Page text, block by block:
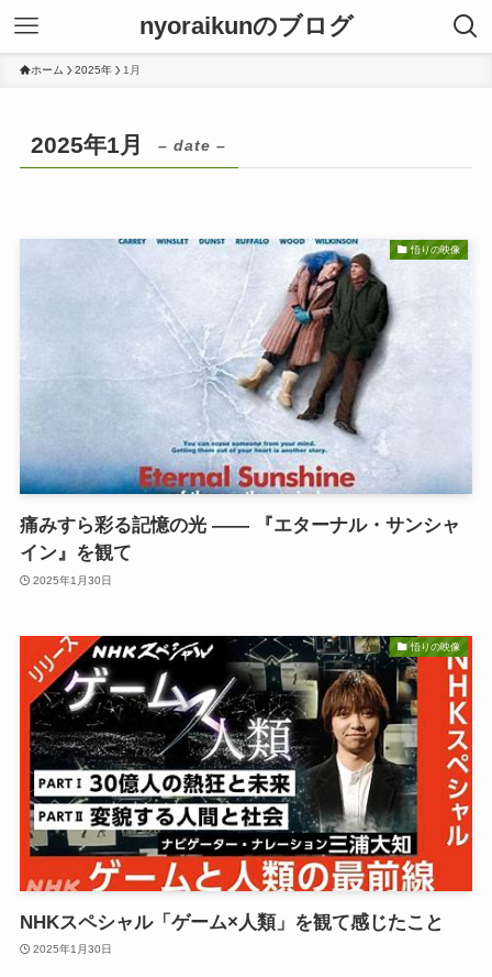
nyoraikunのブログ
ホーム 2025年 1月
2025年1月 – date –
悟りの映像
痛みすら彩る記憶の光 —— 『エターナル・サンシャ
イン』を観て
2025年1月30日
悟りの映像
NHKスペシャル「ゲーム×人類」を観て感じたこと
2025年1月30日